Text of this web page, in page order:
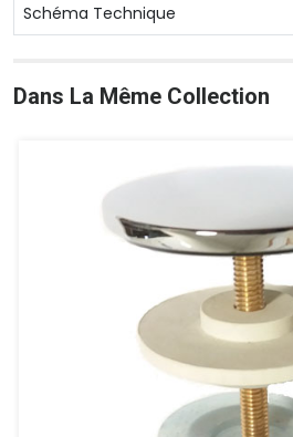
Schéma Technique
Dans La Même Collection